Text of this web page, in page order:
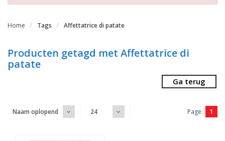
Home Tags Affettatrice di patate
Producten getagd met Affettatrice di
patate
Ga terug
Naam oplopend 24 Page: 1